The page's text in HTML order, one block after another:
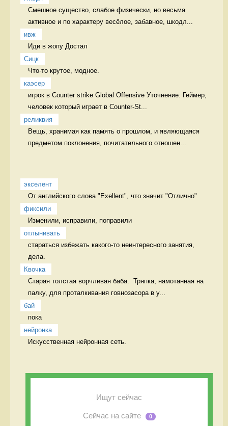
Смешное существо, слабое физически, но весьма
активное и по характеру весёлое, забавное, шкодл...
ивж
Иди в жопу Достал
Сицк
Что-то крутое, модное.
каэсер
игрок в Counter strike Global Offensive Уточнение: Геймер,
человек который играет в Counter-St...
реликвия
Вещь, хранимая как память о прошлом, и являющаяся
предметом поклонения, почитательного отношен...
экселент
От английского слова "Exellent", что значит "Отлично"
фиксили
Изменили, исправили, поправили
отлынивать
стараться избежать какого-то неинтересного занятия,
дела.
Квочка
Старая толстая ворчливая баба.  Тряпка, намотанная на
палку, для проталкивания говнозасора в у...
бай
пока
нейронка
Искусственная нейронная сеть.
Ищут сейчас
Сейчас на сайте 0